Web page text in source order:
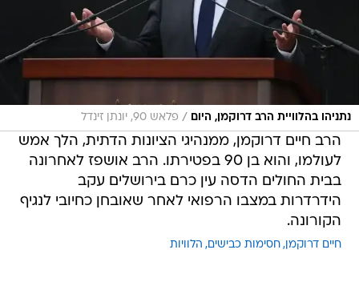
נתניהו בהלוויית הרב דרוקמן, היום / פלאש 90, יונתן זינדל
הרב חיים דרוקמן, ממנהיגי הציונות הדתית, הלך אמש
לעולמו, והוא בן 90 בפטירתו. הרב אושפז לאחרונה
בבית החולים הדסה עין כרם בירושלים עקב
הידרדרות במצבו הרפואי לאחר שאובחן כחיובי לנגיף
הקורונה.
חיים דרוקמן חסימות כבישים הלוויות